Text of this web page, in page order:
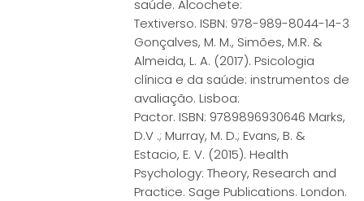
saúde. Alcochete:
Textiverso. ISBN: 978-989-8044-14-3
Gonçalves, M. M., Simões, M.R. &
Almeida, L. A. (2017). Psicologia
clínica e da saúde: instrumentos de
avaliação. Lisboa:
Pactor. ISBN: 9789896930646 Marks,
D.V .; Murray, M. D.; Evans, B. &
Estacio, E. V. (2015). Health
Psychology: Theory, Research and
Practice. Sage Publications. London.